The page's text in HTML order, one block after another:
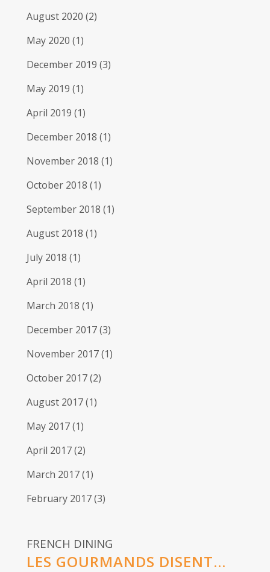
August 2020 (2)
May 2020 (1)
December 2019 (3)
May 2019 (1)
April 2019 (1)
December 2018 (1)
November 2018 (1)
October 2018 (1)
September 2018 (1)
August 2018 (1)
July 2018 (1)
April 2018 (1)
March 2018 (1)
December 2017(3)
November 2017(1)
October 2017(2)
August 2017(1)
May 2017(1)
April 2017(2)
March 2017(1)
February 2017(3)
FRENCH DINING
LES GOURMANDS DISENT...